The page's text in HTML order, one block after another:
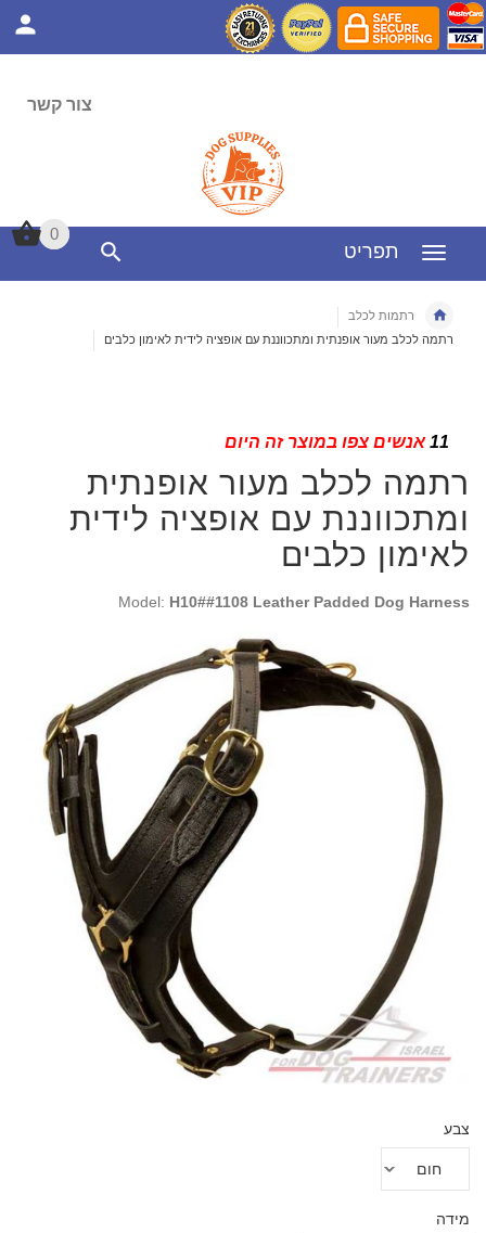
צור קשר
0
תפריט
0
רתמות לכלב
רתמה לכלב מעור אופנתית ומתכווננת עם אופציה לידית לאימון כלבים
אנשים צפו במוצר זה היום
רתמה לכלב מעור אופנתית
ומתכווננת עם אופציה לידית
לאימון כלבים
Model: H10##1108 Leather Padded Dog Harness
צבע
מידה